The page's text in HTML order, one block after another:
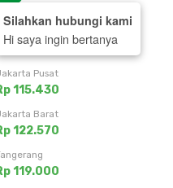
Pusat
115.430
Barat
122.570
119.000
Silahkan hubungi kami
Hi saya ingin bertanya